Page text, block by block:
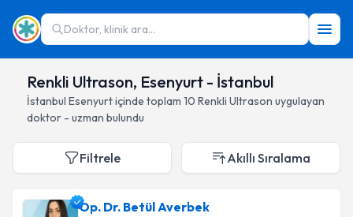
Doktor, klinik ara...
Renkli Ultrason, Esenyurt - İstanbul
İstanbul Esenyurtiçinde toplam 10 Renkli Ultrason uygulayan
doktor - uzman bulundu
Filtrele Akıllı Sıralama
Op. Dr. Betül Averbek